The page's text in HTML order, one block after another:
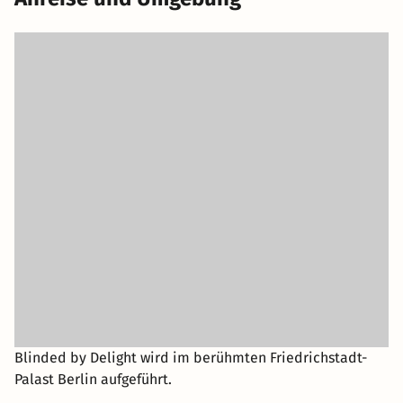
Blinded by Delight wird im berühmten Friedrichstadt-
Palast Berlin aufgeführt.